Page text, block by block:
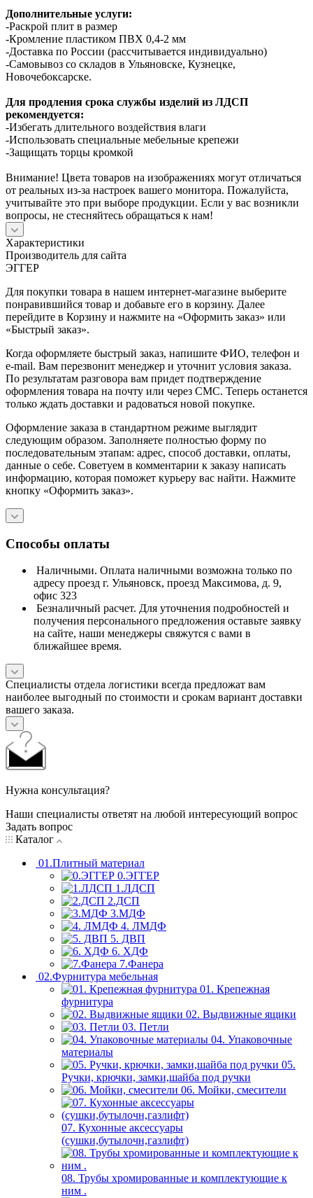
Дополнительные услуги:
-Раскрой плит в размер
-Кромление пластиком ПВХ 0,4-2 мм
-Доставка по России (рассчитывается индивидуально)
-Самовывоз со складов в Ульяновске, Кузнецке,
Новочебоксарске.
Для продления срока службы изделий из ЛДСП
рекомендуется:
-Избегать длительного воздействия влаги
-Использовать специальные мебельные крепежи
-Защищать торцы кромкой
Внимание! Цвета товаров на изображениях могут отличаться
от реальных из-за настроек вашего монитора. Пожалуйста,
учитывайте это при выборе продукции. Если у вас возникли
вопросы, не стесняйтесь обращаться к нам!
Характеристики
Производитель для сайта
ЭГГЕР
Для покупки товара в нашем интернет-магазине выберите
понравившийся товар и добавьте его в корзину. Далее
перейдите в Корзину и нажмите на «Оформить заказ» или
«Быстрый заказ».
Когда оформляете быстрый заказ, напишите ФИО, телефон и
e-mail. Вам перезвонит менеджер и уточнит условия заказа.
По результатам разговора вам придет подтверждение
оформления товара на почту или через СМС. Теперь останется
только ждать доставки и радоваться новой покупке.
Оформление заказа в стандартном режиме выглядит
следующим образом. Заполняете полностью форму по
последовательным этапам: адрес, способ доставки, оплаты,
данные о себе. Советуем в комментарии к заказу написать
информацию, которая поможет курьеру вас найти. Нажмите
кнопку «Оформить заказ».
Способы оплаты
Наличными. Оплата наличными возможна только по
адресу проезд г. Ульяновск, проезд Максимова, д. 9,
офис 323
Безналичный расчет. Для уточнения подробностей и
получения персонального предложения оставьте заявку
на сайте, наши менеджеры свяжутся с вами в
ближайшее время.
Специалисты отдела логистики всегда предложат вам
наиболее выгодный по стоимости и срокам вариант доставки
вашего заказа.
Нужна консультация?
Наши специалисты ответят на любой интересующий вопрос
Задать вопрос
Каталог
01.Плитный материал
0.ЭГГЕР
1.ЛДСП
2.ДСП
3.МДФ
4. ЛМДФ
5. ДВП
6. ХДФ
7.Фанера
02.Фурнитура мебельная
01. Крепежная
фурнитура
02. Выдвижные ящики
03. Петли
04. Упаковочные
материалы
05.
Ручки, крючки, замки,шайба под ручки
06. Мойки, смесители
07. Кухонные аксессуары
(сушки,бутылочн,газлифт)
08. Трубы хромированные и комплектующие к
ним .